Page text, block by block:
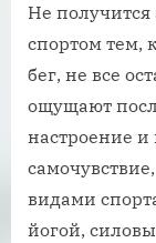
Не получится
спортом тем,
бег, не все
ощущают
настроение
видами
йогой,